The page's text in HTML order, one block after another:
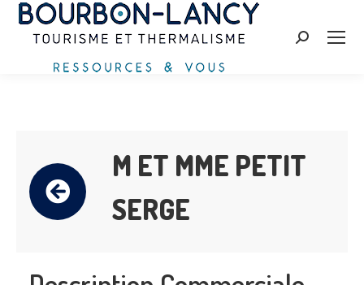
Search:
M ET MME PETIT
SERGE